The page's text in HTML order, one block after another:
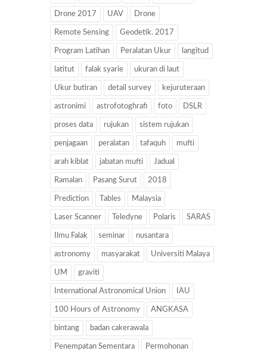
Drone 2017 UAV Drone
Remote Sensing Geodetik. 2017
Program Latihan Peralatan Ukur langitud
latitut falak syarie ukuran di laut
Ukur butiran detail survey kejuruteraan
astronimi astrofotoghrafi foto DSLR
proses data rujukan sistem rujukan
penjagaan peralatan tafaquh mufti
arah kiblat jabatan mufti Jadual
Ramalan Pasang Surut 2018
Prediction Tables Malaysia
Laser Scanner Teledyne Polaris SARAS
Ilmu Falak seminar nusantara
astronomy masyarakat Universiti Malaya
UM graviti
International Astronomical Union IAU
100 Hours of Astronomy ANGKASA
bintang badan cakerawala
Penempatan Sementara Permohonan